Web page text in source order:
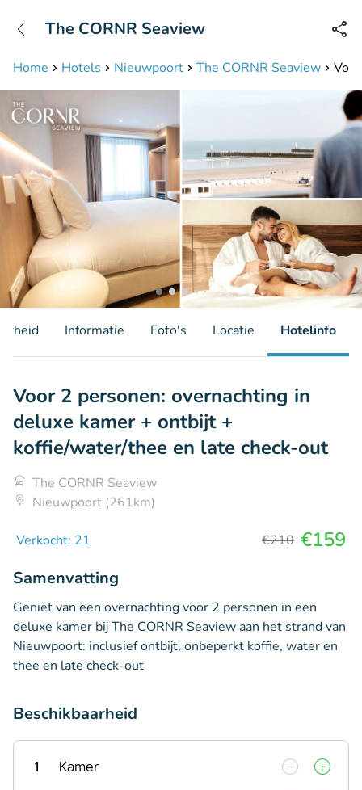
Bereikbaar tot 23:00 uur
Home Hotels Nieuwpoort The CORNR Seaview
The CORNR Seaview
Informatie Foto's Locatie Hotelinfo
Voor 2 personen: overnachting in
deluxe kamer + ontbijt +
koffie/water/thee en late check-out
The CORNR Seaview
Nieuwpoort (261km)
Verkocht: 21 €210 €159
Samenvatting
Geniet van een overnachting voor 2 personen in een
deluxe kamer bij The CORNR Seaview aan het strand van
Nieuwpoort: inclusief ontbijt, onbeperkt koffie, water en
thee en late check-out
Beschikbaarheid
1 Kamer